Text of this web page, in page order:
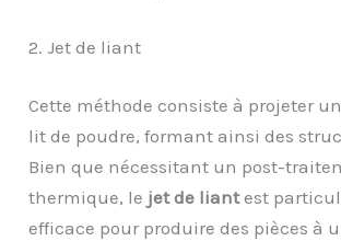
2. Jet de liant
Cette méthode consiste à projeter
lit de poudre, formant ainsi des
Bien que nécessitant un post-
thermique, le jet de liantest
efficace pour produire des pièces à